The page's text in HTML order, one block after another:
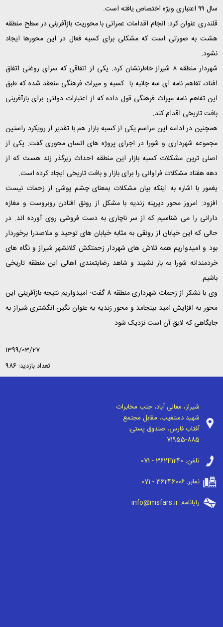
سال ۹۹ اعتباری ویژه اختصاص یافته است
.
قلندری عنوان کرد: انجام اقدامات عمرانی با محوریت بازآفرینی در سطح منطقه
هشت به صورتی است که مشکلی برای کسبه فعال در این محورها ایجاد
نشود.
شهردار منطقه ٨ شیراز خاطرنشان کرد: یکی از اتفاقی که سرای روغنی اتفاق
افتاد، تفاهم نامه ای سه جانبه با کسبه و میراث فرهنگی منعقد شده که طبق
این تفاهم نامه میراث فرهنگی قول داده که از اعتبارات دولتی برای بازآفرینی
بافت تاریخی اقدام کند.
همچنین در ادامه این مراسم یکی از کسبه بازار هم با تقدیر از رویکرد راستین
مجموعه شهرداری و شورا در اجرای پروژه های انسان محوری گفت: یکی از
اصلی ترین مشکلات کسبه بازار این منطقه احداث زیرگذر زند هست که از
دهه هفتاد مشکلات فراوانی را برای بازار و بافت تاریخی ایجاد کرده است.
یغمور با اشاره به اینکه بیان مشکلات بمعنای چشم پوشی از زحمات نیست
افزود: امروز محور دیرینه زندیه با مشکل از رونق افتادن روبروست و مغازه
دارانی را می شناسیم که از سر ناچاری به دست فروشی روی آورده اند. در
حالی که این خیابان از رونقی به مثابه خیابان های توحید و ملاصدرا برخوردار
بود و امیدواریم همه تلاش های شهردار زحمتکش کلانشهر شیراز و نگاه های
خردمندانه شورا به بار نشیند و شاهد رضایتمندی اهالی این منطقه تاریخی
باشیم.
وی با تشکر از زحمات شهرداری منطقه 8 گفت: امیدواریم نتیجه بازآفرینی این
محور به افزایش امید بینجامد و محور زندیه به عنوان نگین انگشتری شیراز به
جایگاهی که لایق آن است نزدیک شود.
1399/03/27
تعداد بازدید: 986
شیراز، معالی آباد، جنب مخابرات
شهید دستغیب، مقابل مجتمع
آفتاب فارس، صندوق پستی:
71955-885
تلفن: 071 - 36241240
نمابر:071 - 36246006
رایانامه:info@msfars.ir